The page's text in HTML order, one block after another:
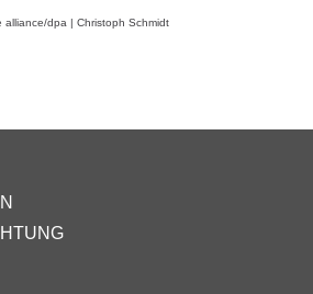
alliance/dpa | Christoph Schmidt